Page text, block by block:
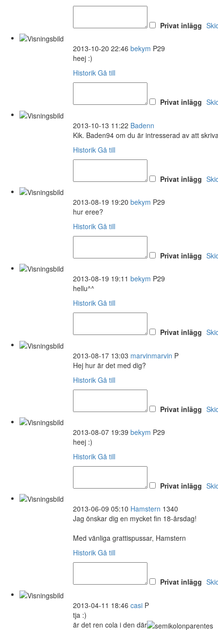
Privat inlägg
2013-10-20 22:46 bekym P29
heej :)
Historik Gå till
Privat inlägg
2013-10-13 11:22 Badenn
Kik. Baden94 om du är intresserad av att
Historik Gå till
Privat inlägg
2013-08-19 19:20 bekym P29
hur eree?
Historik Gå till
Privat inlägg
2013-08-19 19:11 bekym P29
hellu^^
Historik Gå till
Privat inlägg
2013-08-17 13:03 marvinmarvin P
Hej hur är det med dig?
Historik Gå till
Privat inlägg
2013-08-07 19:39 bekym P29
heej :)
Historik Gå till
Privat inlägg
2013-06-09 05:10 Hamstern 1340
Jag önskar dig en mycket fin 18-årsdag!
Med vänliga grattispussar, Hamstern
Historik Gå till
Privat inlägg
2013-04-11 18:46 casi P
tja :)
är det ren cola i den där